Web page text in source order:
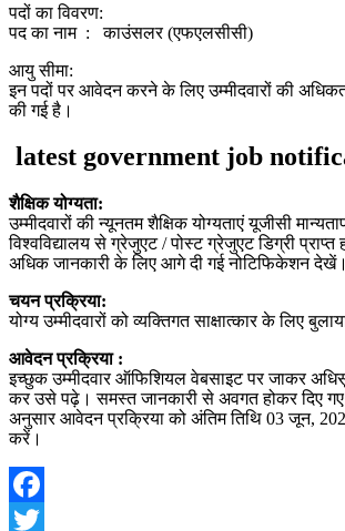
पदों का विवरण:
पद का नाम : काउंसलर (एफएलसीसी)
आयु सीमा:
इन पदों पर आवेदन करने के लिए उम्मीदवारों की
की गई है।
latest government job
शैक्षिक योग्यता:
उम्मीदवारों की न्यूनतम शैक्षिक योग्यताएं यूजीसी
विश्वविद्यालय से ग्रेजुएट / पोस्ट ग्रेजुएट डिग्री
अधिक जानकारी के लिए आगे दी गई नोटिफिकेशन देखें।
चयन प्रक्रिया:
योग्य उम्मीदवारों को व्यक्तिगत साक्षात्कार के लिए
आवेदन प्रक्रिया :
इच्छुक उम्मीदवार ऑफिशियल वेबसाइट पर जाकर
कर उसे पढ़े। समस्त जानकारी से अवगत होकर दिए गए
अनुसार आवेदन प्रक्रिया को अंतिम तिथि 03 जून,
करें।
Facebook